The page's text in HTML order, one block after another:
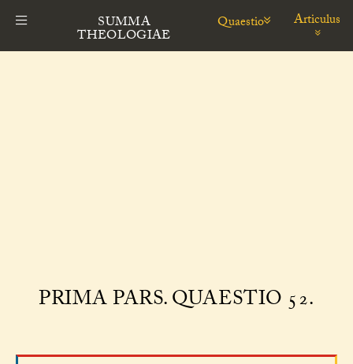
SUMMA
THEOLOGIAE
Quaestio Articulus
PRIMA PARS. QUAESTIO 52.